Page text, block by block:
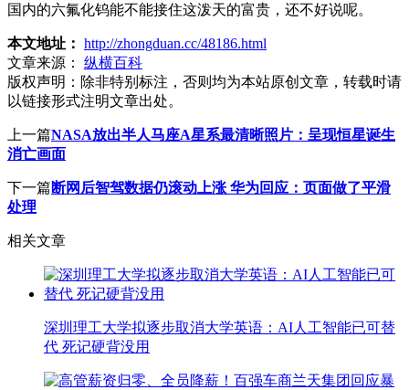
国内的六氟化钨能不能接住这泼天的富贵，还不好说呢。
本文地址： http://zhongduan.cc/48186.html
文章来源：
纵横百科
版权声明： 除非特别标注，否则均为本站原创文章，转载时请
以链接形式注明文章出处。
上一篇NASA放出半人马座A星系最清晰照片：呈现恒星诞生
消亡画面
下一篇断网后智驾数据仍滚动上涨 华为回应：页面做了平滑
处理
相关文章
深圳理工大学拟逐步取消大学英语：AI人工智能已可替
代 死记硬背没用